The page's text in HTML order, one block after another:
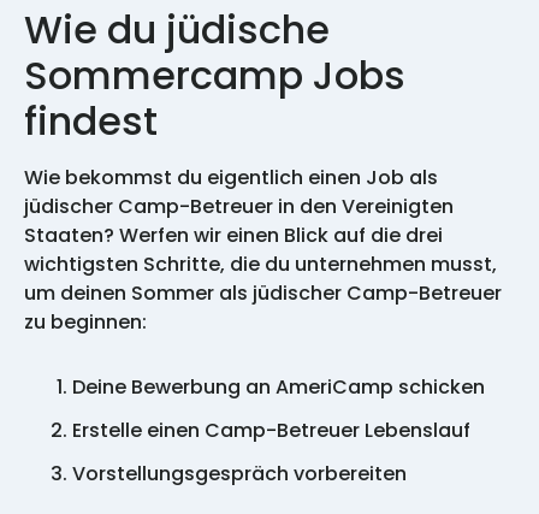
Wie du jüdische
Sommercamp Jobs
findest
Wie bekommst du eigentlich einen Job als
jüdischer Camp-Betreuer in den Vereinigten
Staaten? Werfen wir einen Blick auf die drei
wichtigsten Schritte, die du unternehmen musst,
um deinen Sommer als jüdischer Camp-Betreuer
zu beginnen:
Deine Bewerbung an AmeriCamp schicken
Erstelle einen Camp-Betreuer Lebenslauf
Vorstellungsgespräch vorbereiten